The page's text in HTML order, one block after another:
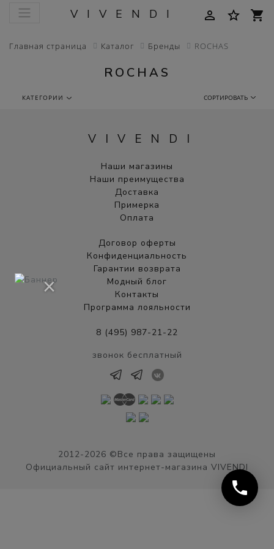
VIVENDI person_outline star_border shopping_cart
Главная страница Каталог Бренды ROCHAS
ROCHAS
КАТЕГОРИИ СОРТИРОВАТЬ
VIVENDI
Наши магазины
Наши преимущества
Доставка
Примерка
Оплата
Договор оферты
Конфиденциальность
Гарантии возврата
Модный блог
Контакты
Программа лояльности
8 (495) 987-21-22
звонок бесплатный
2012-2026 ©Все права защищены
Официальный сайт интернет-магазина VIVENDI
phone
×